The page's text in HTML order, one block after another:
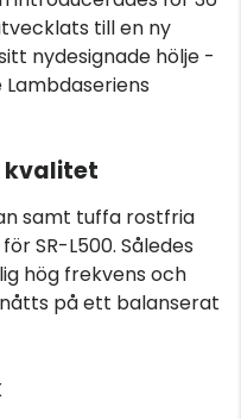
till en ny
nydesignade hölje -
kvalitet
samt tuffa rostfria
SR-L500. Således
hög frekvens och
på ett balanserat